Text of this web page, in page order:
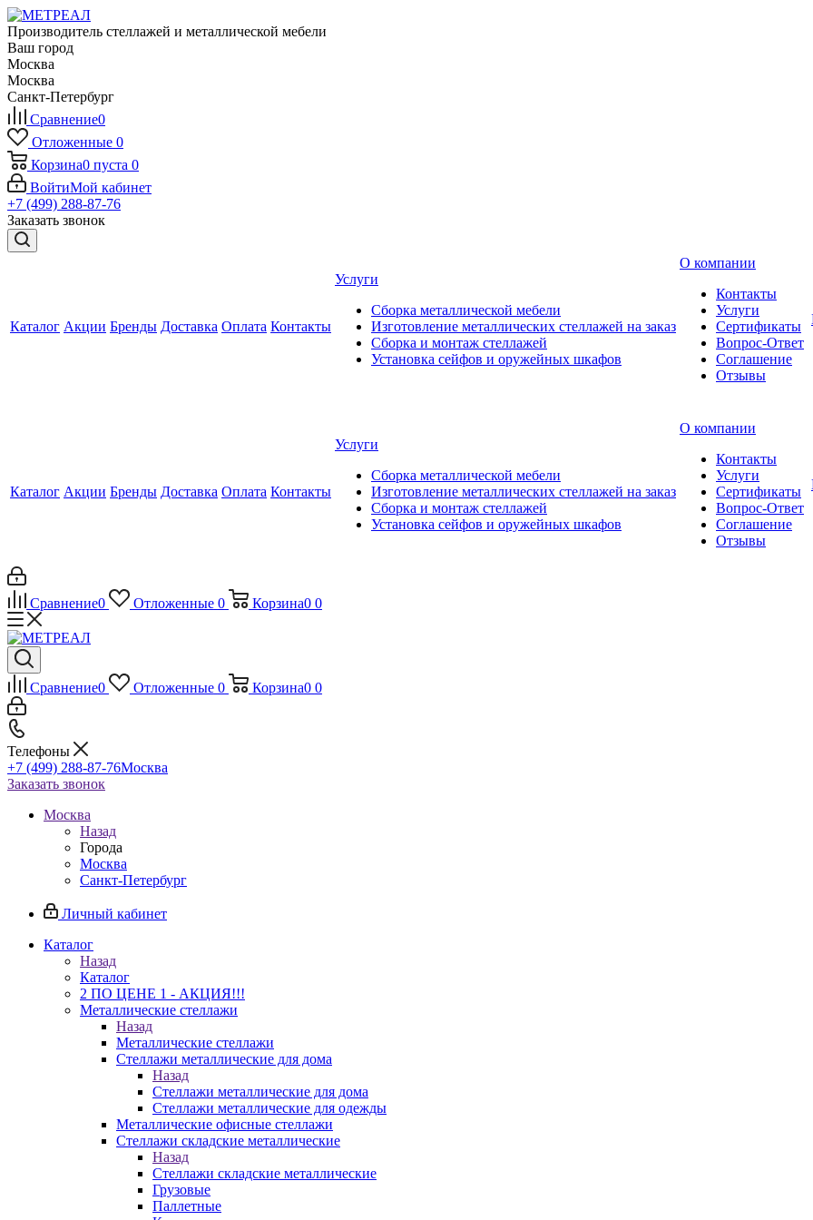
Производитель стеллажей и металлической мебели
Ваш город
Москва
Москва
Санкт-Петербург
Сравнение0
Отложенные 0
Корзина0 пуста 0
ВойтиМой кабинет
+7 (499) 288-87-76
Заказать звонок
Каталог Акции Бренды Доставка Оплата Контакты
Услуги
Сборка металлической мебели
Изготовление металлических стеллажей на заказ
Сборка и монтаж стеллажей
Установка сейфов и оружейных шкафов
О компании
Контакты
Услуги
Сертификаты
Вопрос-Ответ
Соглашение
Отзывы
Каталог Акции Бренды Доставка Оплата Контакты
Услуги
Сборка металлической мебели
Изготовление металлических стеллажей на заказ
Сборка и монтаж стеллажей
Установка сейфов и оружейных шкафов
О компании
Контакты
Услуги
Сертификаты
Вопрос-Ответ
Соглашение
Отзывы
Сравнение0 Отложенные 0 Корзина0 0
Сравнение0 Отложенные 0 Корзина0 0
Телефоны
+7 (499) 288-87-76Москва
Заказать звонок
Москва
Назад
Города
Москва
Санкт-Петербург
Личный кабинет
Каталог
Назад
Каталог
2 ПО ЦЕНЕ 1 - АКЦИЯ!!!
Металлические стеллажи
Назад
Металлические стеллажи
Стеллажи металлические для дома
Назад
Стеллажи металлические для дома
Стеллажи металлические для одежды
Металлические офисные стеллажи
Стеллажи складские металлические
Назад
Стеллажи складские металлические
Грузовые
Паллетные